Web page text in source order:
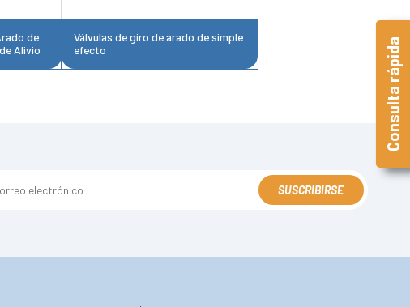
de
Alivio
Válvulas de giro de arado de simple
efecto
SUSCRIBIRSE
Consulta rápida